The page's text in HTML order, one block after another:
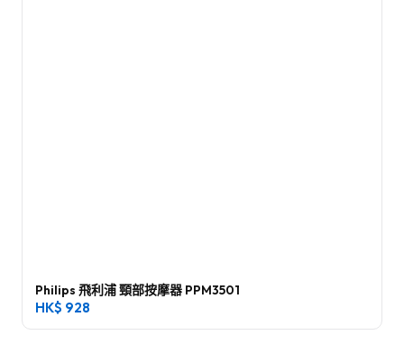
Philips 飛利浦 頸部按摩器 PPM3501
HK$ 928